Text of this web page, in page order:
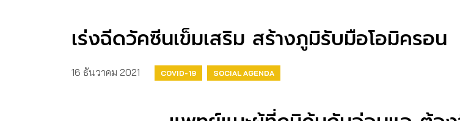
เร่งฉีดวัคซีนเข็มเสริม​ สร้างภูมิรับมือโอมิครอน​
16 ธันวาคม 2021 COVID-19 SOCIAL AGENDA